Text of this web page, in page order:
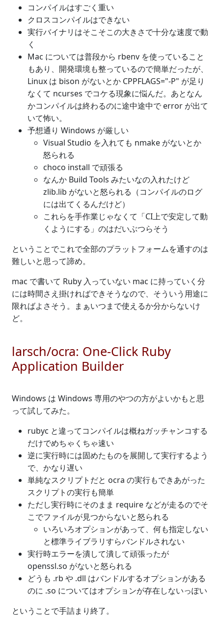
コンパイルはすごく重い
クロスコンパイルはできない
実行バイナリはそこそこの大きさで十分な速度で動
く
Mac については普段から rbenv を使っていること
もあり、開発環境も整っているので簡単だったが、
Linux は bison がないとか CPPFLAGS="-P" が足り
なくて ncurses でコケる現象に悩んだ。あとなん
かコンパイルは終わるのに途中途中で error が出て
いて怖い。
予想通り Windows が厳しい
Visual Studio を入れても nmake がないとか
怒られる
choco install で頑張る
なんか Build Tools みたいなの入れたけど
zlib.lib がないと怒られる（コンパイルのログ
には出てくるんだけど）
これらを手作業じゃなくて「CI上で安定して動
くようにする」のはだいぶつらそう
ということでこれで全部のプラットフォームを通すのは
難しいと思って諦め。
mac で書いて Ruby 入っていない mac に持っていく分
には時間さえ掛ければできそうなので、そういう用途に
限ればよさそう。まぁいつまで使えるか分からないけ
ど。
larsch/ocra: One-Click Ruby
Application Builder
Windows は Windows 専用のやつの方がよいかもと思
って試してみた。
rubyc と違ってコンパイルは概ねガッチャンコする
だけでめちゃくちゃ速い
逆に実行時には固めたものを展開して実行するよう
で、かなり遅い
単純なスクリプトだと ocra の実行もできあがった
スクリプトの実行も簡単
ただし実行時にそのまま require などが走るのでそ
こでファイルが見つからないと怒られる
いろいろオプションがあって、何も指定しない
と標準ライブラリすらバンドルされない
実行時エラーを潰して潰して頑張ったが
openssl.so がないと怒られる
どうも .rb や .dll はバンドルするオプションがある
のに .so についてはオプションが存在しないっぽい
ということで手詰まり終了。